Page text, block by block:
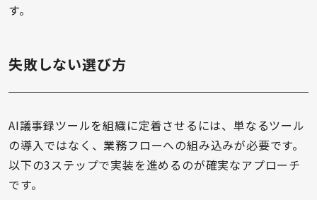
す。
失敗しない選び方
AI議事録ツールを組織に定着させるには、単なるツール
の導入ではなく、業務フローへの組み込みが必要です。
以下の3ステップで実装を進めるのが確実なアプローチ
です。